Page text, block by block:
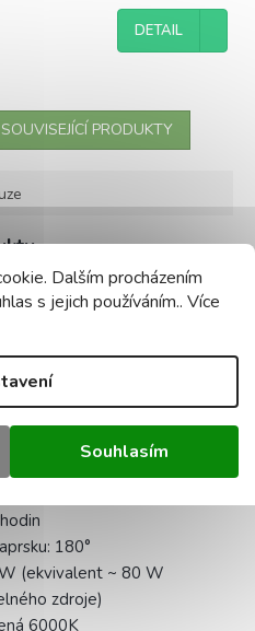
Dalším procházením
s jejich používáním.. Více
Souhlasím
DETAIL
PRODUKTY
E27 8W G45 Ball
50-60 Hz
Ra > 80
180°
(ekvivalent ~ 80 W
zdroje)
6000K